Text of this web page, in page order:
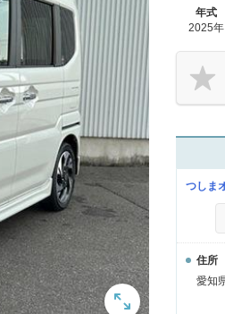
年式
2025年
つしま
住所
愛知